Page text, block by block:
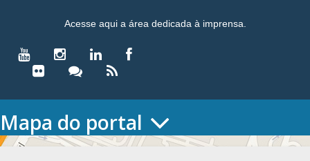
Acesse aqui a área dedicada à imprensa.
Mapa do portal
HOME